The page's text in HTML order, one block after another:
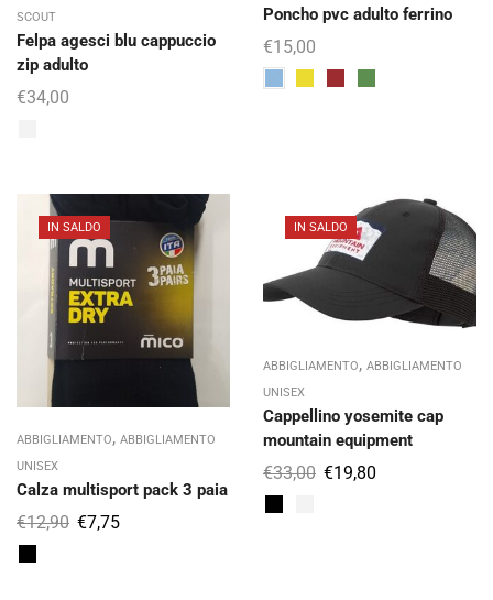
SCOUT
Felpa agesci blu cappuccio
zip adulto
€34,00
Poncho pvc adulto ferrino
€15,00
IN SALDO
ABBIGLIAMENTO, ABBIGLIAMENTO
UNISEX
Calza multisport pack 3 paia
€12,90 €7,75
IN SALDO
ABBIGLIAMENTO, ABBIGLIAMENTO
UNISEX
Cappellino yosemite cap
mountain equipment
€33,00 €19,80